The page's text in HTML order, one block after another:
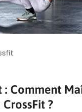
: Comment
?